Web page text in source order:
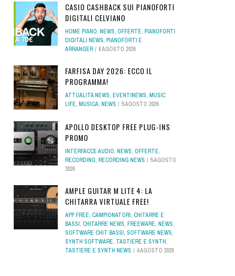
CASIO CASHBACK SUI PIANOFORTI
DIGITALI CELVIANO
HOME PIANO, NEWS, OFFERTE, PIANOFORTI
DIGITALI NEWS, PIANOFORTI E
ARRANGER
6 AGOSTO 2026
FARFISA DAY 2026: ECCO IL
PROGRAMMA!
ATTUALITÀ NEWS, EVENTINEWS, MUSIC
LIFE, MUSICA, NEWS 5 AGOSTO 2026
APOLLO DESKTOP FREE PLUG-INS
PROMO
INTERFACCE AUDIO, NEWS, OFFERTE,
RECORDING, RECORDING NEWS
5 AGOSTO
2026
AMPLE GUITAR M LITE 4: LA
CHITARRA VIRTUALE FREE!
APP FREE, CAMPIONATORI, CHITARRE E
BASSI, CHITARRE NEWS, FREEWARE, NEWS,
SOFTWARE CHIT BASSI, SOFTWARE NEWS,
SYNTH SOFTWARE, TASTIERE E SYNTH,
TASTIERE E SYNTH NEWS
4 AGOSTO 2026